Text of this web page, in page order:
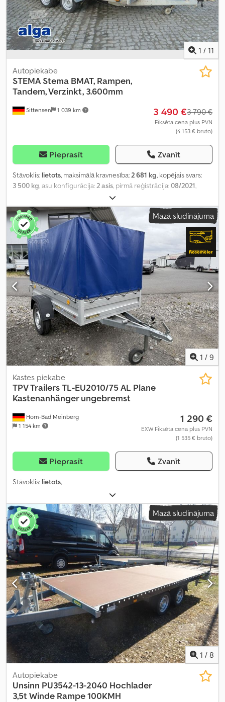
1 / 11
Sittensen 1 039 km
Autopiekabe
STEMA Stema BMAT, Rampen,
Tandem, Verzinkt, 3.600mm
3 490 €3 790 €
Fiksēta cena plus PVN
(4 153 € bruto)
Pieprasīt Zvanīt
Stāvoklis: lietots, maksimālā kravnesība:2 681 kg, kopējais svars:
3 500 kg, asu konfigurācija:2 asis, pirmā reģistrācija:08/2021,
, iekraušanas vietas platums:
mm, iekraušanas telpas augstums:200 mm, kopējais platums:
2 400 mm, kopējais augstums:2 100 mm Mazā sludinājuma
1 / 9
Horn-Bad Meinberg
1 154 km
Kastes piekabe
TPV TrailersTL-EU2010/75 AL Plane
Kastenanhänger ungebremst
1 290 €
EXW Fiksēta cena plus PVN
(1 535 € bruto)
Pieprasīt Zvanīt
Stāvoklis: lietots,
Mazā sludinājuma
1 / 8
Autopiekabe
Unsinn PU3542-13-2040 Hochlader
3,5t Winde Rampe 100KMH